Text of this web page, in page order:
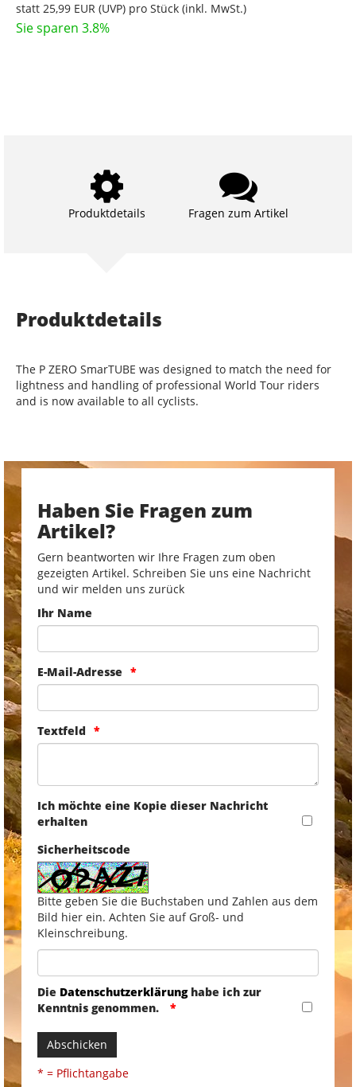
statt 25,99 EUR (UVP) pro Stück (inkl. MwSt.)
Sie sparen 3.8%
Produktdetails Fragen zum Artikel
Produktdetails
The P ZERO SmarTUBE was designed to match the need for
lightness and handling of professional World Tour riders
and is now available to all cyclists.
Haben Sie Fragen zum
Artikel?
Gern beantworten wir Ihre Fragen zum oben
gezeigten Artikel. Schreiben Sie uns eine Nachricht
und wir melden uns zurück
Ihr Name
E-Mail-Adresse
Textfeld
Ich möchte eine Kopie dieser Nachricht
erhalten
Sicherheitscode
Bitte geben Sie die Buchstaben und Zahlen aus dem
Bild hier ein. Achten Sie auf Groß- und
Kleinschreibung.
Die Datenschutzerklärunghabe ich zur
Kenntnis genommen.
Abschicken
* = Pflichtangabe